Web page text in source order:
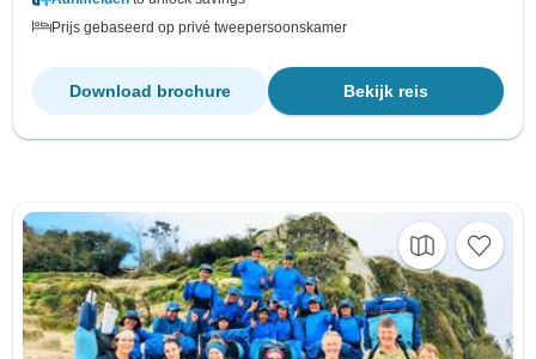
Prijs gebaseerd op privé tweepersoonskamer
Bekijk reis
Download brochure